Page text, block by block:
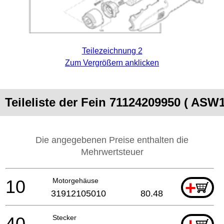
Teilezeichnung 2
Zum Vergrößern anklicken
Teileliste der Fein 71124209950 (
Die angegebenen Preise enthalten die
Mehrwertsteuer
Motorgehäuse +
10 31912105010 80.48
Stecker